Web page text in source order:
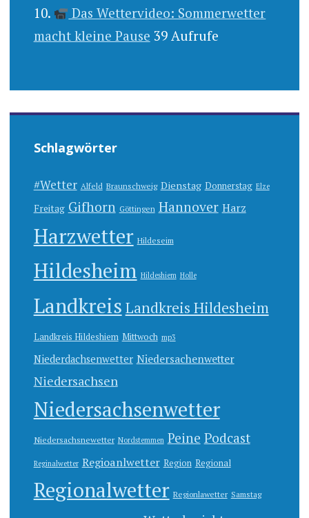
Das Wettervideo: Sommerwetter
macht kleine Pause 39 Aufrufe
Schlagwörter
#Wetter Alfeld Braunschweig Dienstag Donnerstag Elze
Freitag Gifhorn Göttingen Hannover Harz
Harzwetter Hildeseim
Hildesheim Hildeshiem Holle
Landkreis Landkreis Hildesheim
Landkreis Hildeshiem Mittwoch mp3
Niederdachsenwetter Niedersachenwetter
Niedersachsen
Niedersachsenwetter
Niedersachsnewetter Nordstemmen Peine Podcast
Reginalwetter Regioanlwetter Region Regional
Regionalwetter Regionlawetter Samstag